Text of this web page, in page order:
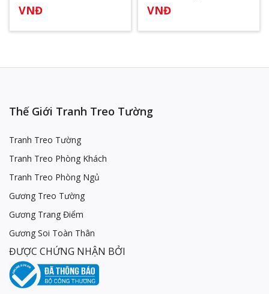
VNĐ
VNĐ
Thế Giới Tranh Treo Tường
Tranh Treo Tường
Tranh Treo Phòng Khách
Tranh Treo Phòng Ngủ
Gương Treo Tường
Gương Trang Điểm
Gương Soi Toàn Thân
ĐƯỢC CHỨNG NHẬN BỞI